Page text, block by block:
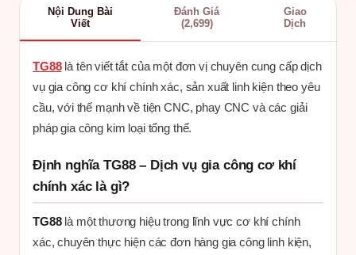
Nội Dung Bài
Viết
Đánh Giá
(2,699)
Giao
Dịch
TG88là tên viết tắt của một đơn vị chuyên cung cấp dịch
vụ gia công cơ khí chính xác, sản xuất linh kiện theo yêu
cầu, với thế mạnh về tiện CNC, phay CNC và các giải
pháp gia công kim loại tổng thể.
Định nghĩa TG88 – Dịch vụ gia công cơ khí
chính xác là gì?
TG88là một thương hiệu trong lĩnh vực cơ khí chính
xác, chuyên thực hiện các đơn hàng gia công linh kiện,